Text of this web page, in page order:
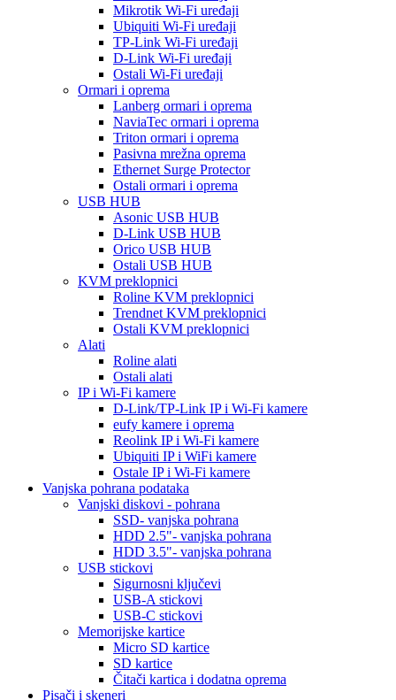
Mikrotik Wi-Fi uređaji
Ubiquiti Wi-Fi uređaji
TP-Link Wi-Fi uređaji
D-Link Wi-Fi uređaji
Ostali Wi-Fi uređaji
Ormari i oprema
Lanberg ormari i oprema
NaviaTec ormari i oprema
Triton ormari i oprema
Pasivna mrežna oprema
Ethernet Surge Protector
Ostali ormari i oprema
USB HUB
Asonic USB HUB
D-Link USB HUB
Orico USB HUB
Ostali USB HUB
KVM preklopnici
Roline KVM preklopnici
Trendnet KVM preklopnici
Ostali KVM preklopnici
Alati
Roline alati
Ostali alati
IP i Wi-Fi kamere
D-Link/TP-Link IP i Wi-Fi kamere
eufy kamere i oprema
Reolink IP i Wi-Fi kamere
Ubiquiti IP i WiFi kamere
Ostale IP i Wi-Fi kamere
Vanjska pohrana podataka
Vanjski diskovi - pohrana
SSD- vanjska pohrana
HDD 2.5"- vanjska pohrana
HDD 3.5"- vanjska pohrana
USB stickovi
Sigurnosni ključevi
USB-A stickovi
USB-C stickovi
Memorijske kartice
Micro SD kartice
SD kartice
Čitači kartica i dodatna oprema
Pisači i skeneri